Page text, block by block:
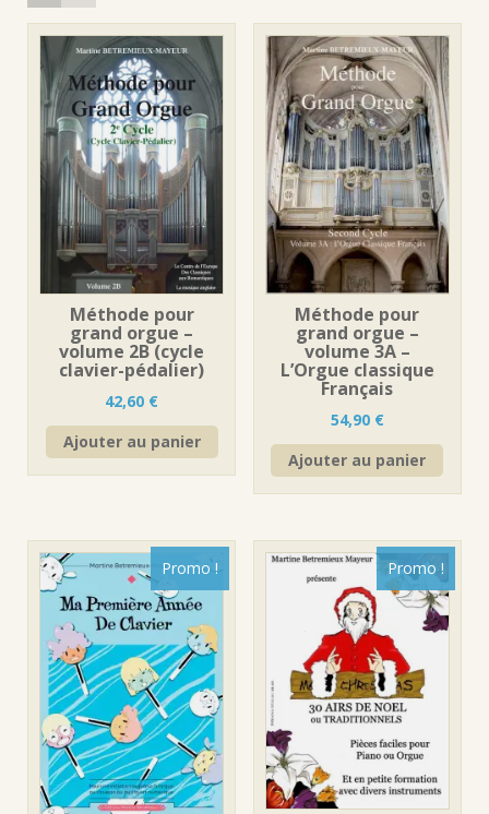
Méthode pour
grand orgue –
volume 2B (cycle
clavier-pédalier)
42,60 €
Ajouter au panier
Méthode pour
grand orgue –
volume 3A –
L’Orgue classique
Français
54,90 €
Ajouter au panier
Promo ! Promo !